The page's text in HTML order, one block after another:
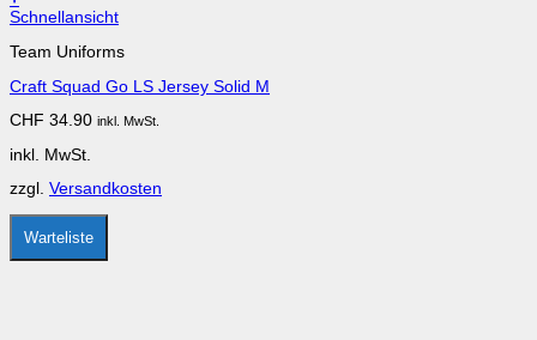
Dieses
weist
Varianten
Die
können
der
Produktseite
gewählt
Schnellansicht
Team Uniforms
Craft Squad Go LS Jersey Solid M
CHF 34.90 inkl. MwSt.
inkl. MwSt.
zzgl. Versandkosten
Warteliste